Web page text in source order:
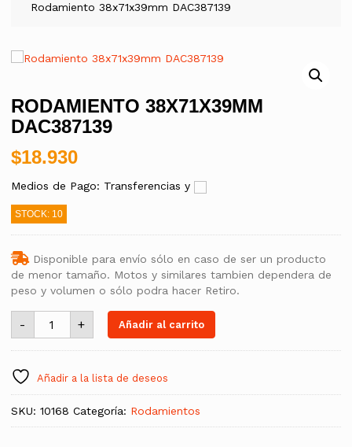
Rodamiento 38x71x39mm DAC387139
RODAMIENTO 38X71X39MM
DAC387139
$18.930
Medios de Pago: Transferencias y
STOCK: 10
Disponible para envío sólo en caso de ser un producto
de menor tamaño. Motos y similares tambien dependera de
peso y volumen o sólo podra hacer Retiro.
-
Rodamiento
38x71x39mm
DAC387139
cantidad
+ Añadir al carrito
Añadir a la lista de deseos
SKU: 10168 Categoría: Rodamientos